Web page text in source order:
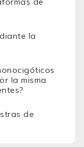
la
la misma
de